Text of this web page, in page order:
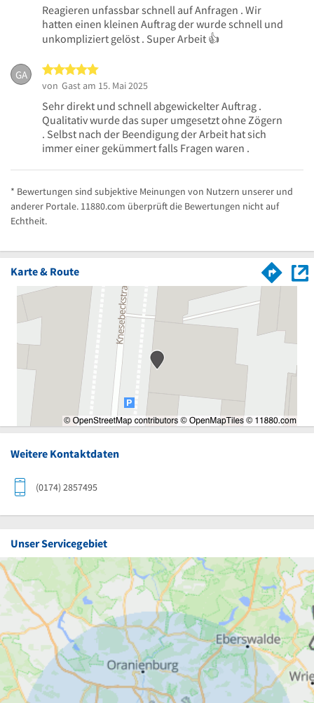
Reagieren unfassbar schnell auf Anfragen . Wir
hatten einen kleinen Auftrag der wurde schnell und
unkompliziert gelöst . Super Arbeit 👍
GA
von Gast am 15. Mai 2025
Sehr direkt und schnell abgewickelter Auftrag .
Qualitativ wurde das super umgesetzt ohne Zögern
. Selbst nach der Beendigung der Arbeit hat sich
immer einer gekümmert falls Fragen waren .
* Bewertungen sind subjektive Meinungen von Nutzern unserer und
anderer Portale. 11880.com überprüft die Bewertungen nicht auf
Echtheit.
Karte & Route
Weitere Kontaktdaten
(0174) 2857495
Unser Servicegebiet